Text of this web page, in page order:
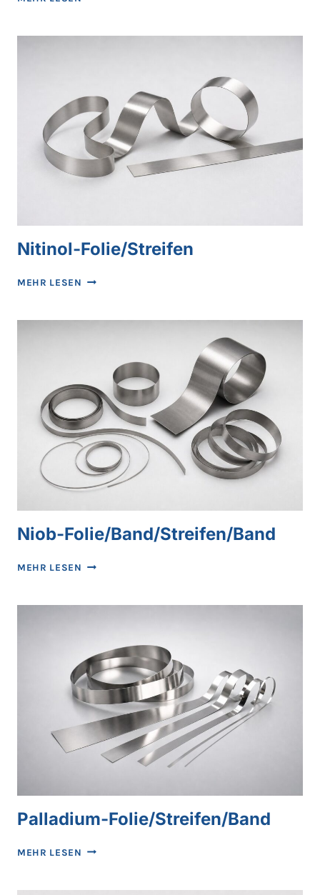
Nitinol-Folie/Streifen
MEHR LESEN NITINOL-
Niob-Folie/Band/Streifen/Band
MEHR LESEN NIOB-
Palladium-Folie/Streifen/Band
MEHR LESEN PALLADIUM-